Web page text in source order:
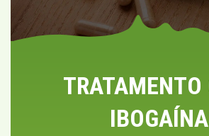
TRATAMENTO
IBOGAÍNA